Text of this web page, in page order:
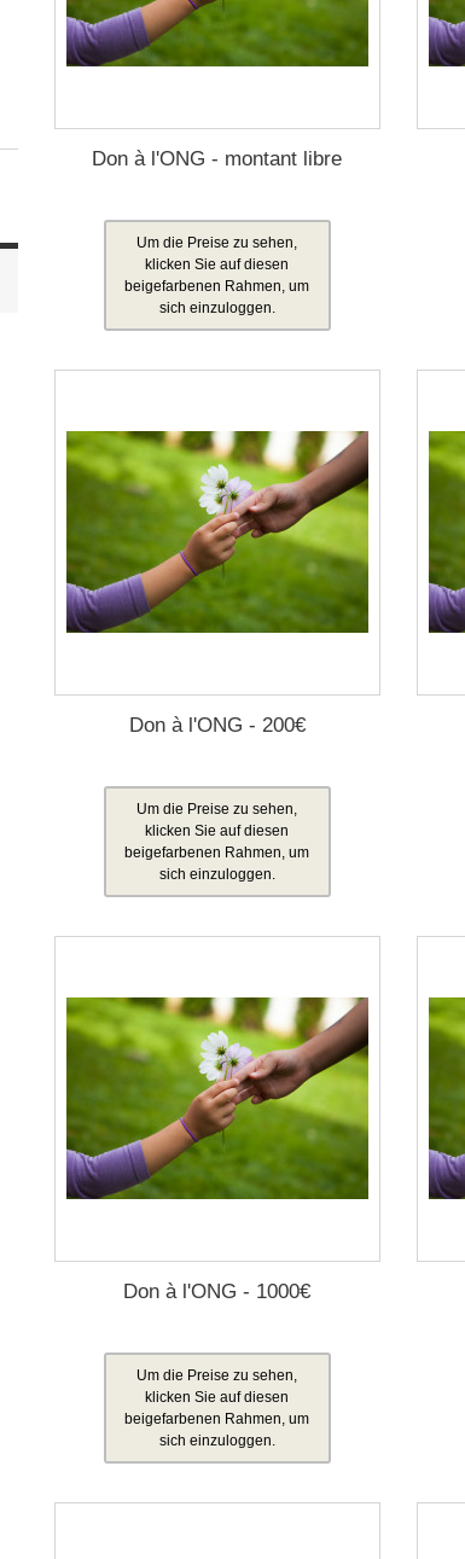
Don à l'ONG - montant libre
Um die Preise zu sehen,
klicken Sie auf diesen
beigefarbenen Rahmen, um
sich einzuloggen.
Don à l'ONG - 200€
Um die Preise zu sehen,
klicken Sie auf diesen
beigefarbenen Rahmen, um
sich einzuloggen.
Don à l'ONG - 1000€
Um die Preise zu sehen,
klicken Sie auf diesen
beigefarbenen Rahmen, um
sich einzuloggen.